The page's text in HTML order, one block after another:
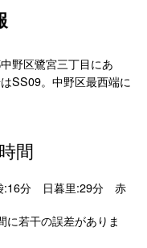
野区鷺宮三丁目にあ
SS09。中野区最西端に
間
:16分 日暮里:29分 赤
に若干の誤差がありま